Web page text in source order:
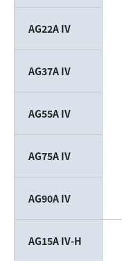
AG22A IV
AG37A IV
AG55A IV
AG75A IV
AG90A IV
AG15A IV-H